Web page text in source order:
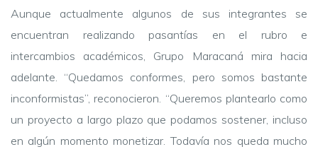
Aunque actualmente algunos de sus integrantes se
encuentran realizando pasantías en el rubro e
intercambios académicos, Grupo Maracaná mira hacia
adelante. “Quedamos conformes, pero somos bastante
inconformistas”, reconocieron. “Queremos plantearlo como
un proyecto a largo plazo que podamos sostener, incluso
en algún momento monetizar. Todavía nos queda mucho